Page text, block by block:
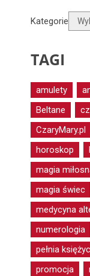
Kategorie
TAGI
amulety
Beltane
CzaryMary.pl
horoskop
magia
magia świec
medycyna
numerologia
pełnia
promocja